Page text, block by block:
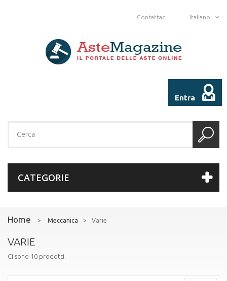
Italiano
Contattaci
Entra
CATEGORIE
Home > Meccanica > Varie
VARIE
Ci sono 10 prodotti.